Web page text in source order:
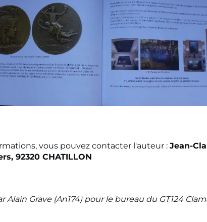
vous pouvez contacter l'auteur : Jean-
92320 CHATILLON
Alain Grave (An174) pour le bureau du GT124